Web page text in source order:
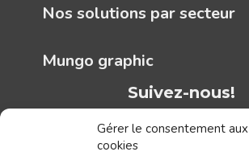
Gérer le consentement aux
cookies
Nos solutions par secteur
Mungo graphic
Suivez-nous!